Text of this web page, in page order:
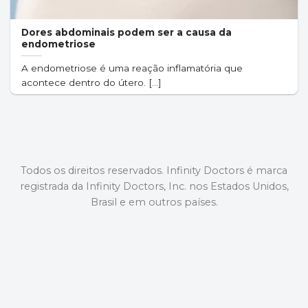
Dores abdominais podem ser a causa da
endometriose
A endometriose é uma reação inflamatória que
acontece dentro do útero. [...]
Todos os direitos reservados. Infinity Doctors é marca
registrada da Infinity Doctors, Inc. nos Estados Unidos,
Brasil e em outros países.